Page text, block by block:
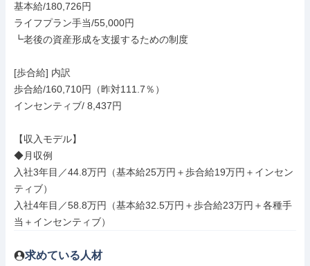
基本給/180,726円
ライフプラン手当/55,000円
┗老後の資産形成を支援するための制度
[歩合給] 内訳
歩合給/160,710円（昨対111.7％）
インセンティブ/ 8,437円
【収入モデル】
◆月収例
入社3年目／44.8万円（基本給25万円＋歩合給19万円＋インセン
ティブ）
入社4年目／58.8万円（基本給32.5万円＋歩合給23万円＋各種手
当＋インセンティブ）
求めている人材